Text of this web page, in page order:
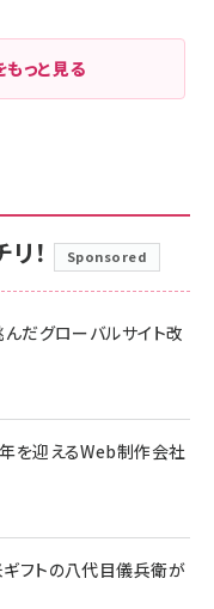
っと見る
！ Sponsored
だグローバルサイト改
を迎えるWeb制作会社
フトの八代目儀兵衛が